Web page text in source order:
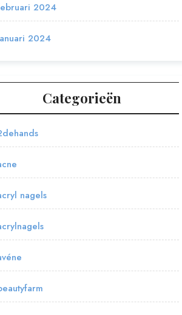
2024
2024
Categorieën
nagels